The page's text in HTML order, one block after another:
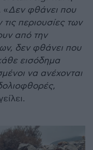
«Δεν φθάνει που
περιουσίες των
από την
δεν φθάνει που
εισόδημα
να ανέχονται